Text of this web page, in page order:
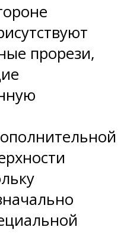
прорези,